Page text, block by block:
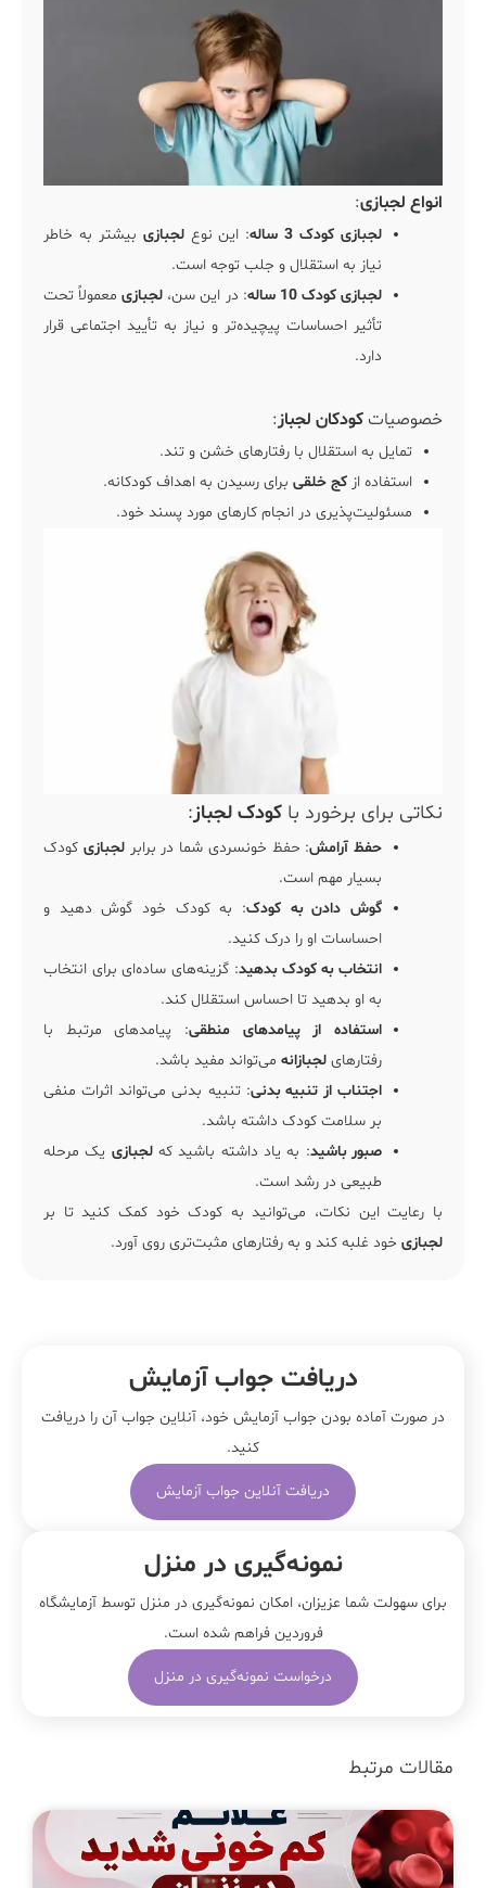
انواع لجبازی:
لجبازی کودک 3 ساله : این نوعلجبازی بیشتر به خاطر
نیاز به استقلال و جلب توجه است.
لجبازی کودک 10 ساله
: در این سن، لجبازیمعمولاً تحت
تأثیر احساسات پیچیده‌تر و نیاز به تأیید اجتماعی قرار
دارد.
خصوصیات کودکان لجباز:
تمایل به استقلال با رفتارهای خشن و تند.
استفاده از کج خلقی برای رسیدن به اهداف کودکانه.
مسئولیت‌پذیری در انجام کارهای مورد پسند خود.
نکاتی برای برخورد با کودک لجباز:
حفظ آرامش: حفظ خونسردی شما در برابرلجبازی کودک
بسیار مهم است.
گوش دادن به کودک: به کودک خود گوش دهید و
احساسات او را درک کنید.
انتخاب به کودک بدهید: گزینه‌های ساده‌ای برای انتخاب
به او بدهید تا احساس استقلال کند.
استفاده از پیامدهای منطقی: پیامدهای مرتبط با
رفتارهای لجبازانه می‌تواند مفید باشد.
اجتناب از تنبیه بدنی: تنبیه بدنی می‌تواند اثرات منفی
بر سلامت کودک داشته باشد.
صبور باشید: به یاد داشته باشید کهلجبازی یک مرحله
طبیعی در رشد است.
با رعایت این نکات، می‌توانید به کودک خود کمک کنید تا بر
لجبازی خود غلبه کند و به رفتارهای مثبت‌تری روی آورد.
دریافت جواب آزمایش
در صورت آماده بودن جواب آزمایش خود، آنلاین جواب‌ آن را دریافت
کنید.
دریافت آنلاین جواب آزمایش
نمونه‌‌گیری در منزل
برای سهولت شما عزیزان، امکان نمونه‌گیری در منزل توسط آزمایشگاه
فروردین فراهم شده است.
درخواست نمونه‌گیری در منزل
مقالات مرتبط